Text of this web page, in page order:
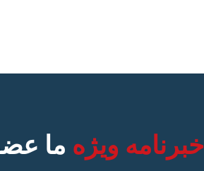
خبرنامه ویژه ما